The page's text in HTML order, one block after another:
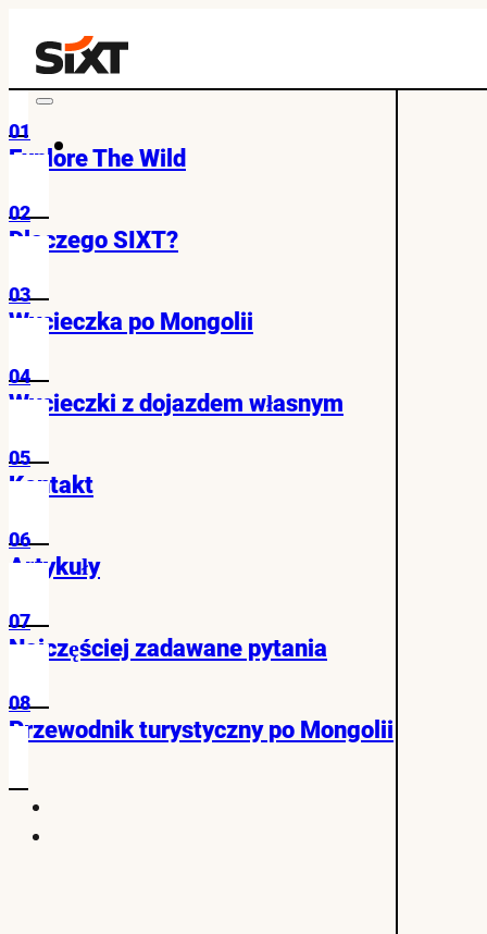
01
Explore The Wild
02
Dlaczego SIXT?
03
Wycieczka po Mongolii
04
Wycieczki z dojazdem własnym
05
Kontakt
06
Artykuły
07
Najczęściej zadawane pytania
08
Przewodnik turystyczny po Mongolii